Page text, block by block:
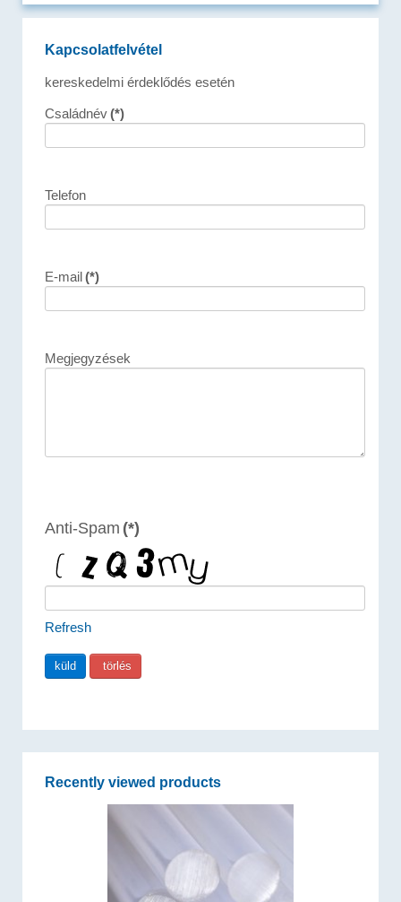
Kapcsolatfelvétel
kereskedelmi érdeklődés esetén
Családnév(*)
Telefon
E-mail(*)
Megjegyzések
Anti-Spam (*)
Refresh
Recently viewed products